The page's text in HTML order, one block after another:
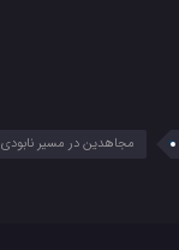
مجاهدین در مسیر نابودی